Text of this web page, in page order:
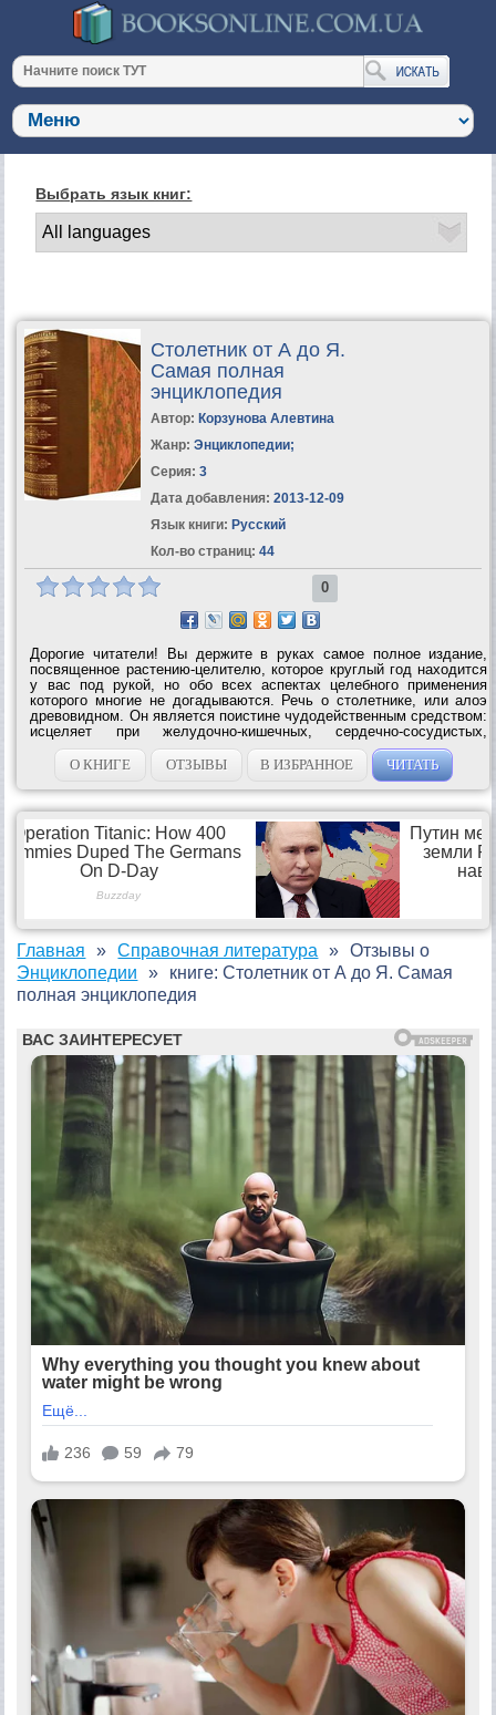
Выбрать язык книг:
Столетник от А до Я.
Самая полная
энциклопедия
Автор: Корзунова Алевтина
Жанр: Энциклопедии;
Серия: 3
Дата добавления: 2013-12-09
Язык книги: Русский
Кол-во страниц: 44
0
Дорогие читатели! Вы держите в руках самое полное издание,
посвященное растению-целителю, которое круглый год находится
у вас под рукой, но обо всех аспектах целебного применения
которого многие не догадываются. Речь о столетнике, или алоэ
древовидном. Он является поистине чудодейственным средством:
исцеляет при желудочно-кишечных, сердечно-сосудистых,
женских заболеваниях, лечит болезни органов дыхания, зубов,
десен, помогает...
О КНИГЕ ОТЗЫВЫ В ИЗБРАННОЕ ЧИТАТЬ
Главная
Справочная литература
Энциклопедии
Отзывы о
книге: Столетник от А до Я. Самая
полная энциклопедия